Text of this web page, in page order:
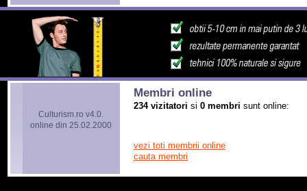
Culturism.ro v4.0.
online din 25.02.2000
Membri online
234 vizitatori si 0 membri sunt online:
vezi toti membrii online
cauta membri